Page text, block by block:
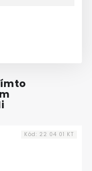
Kód: 22 04 01 KT